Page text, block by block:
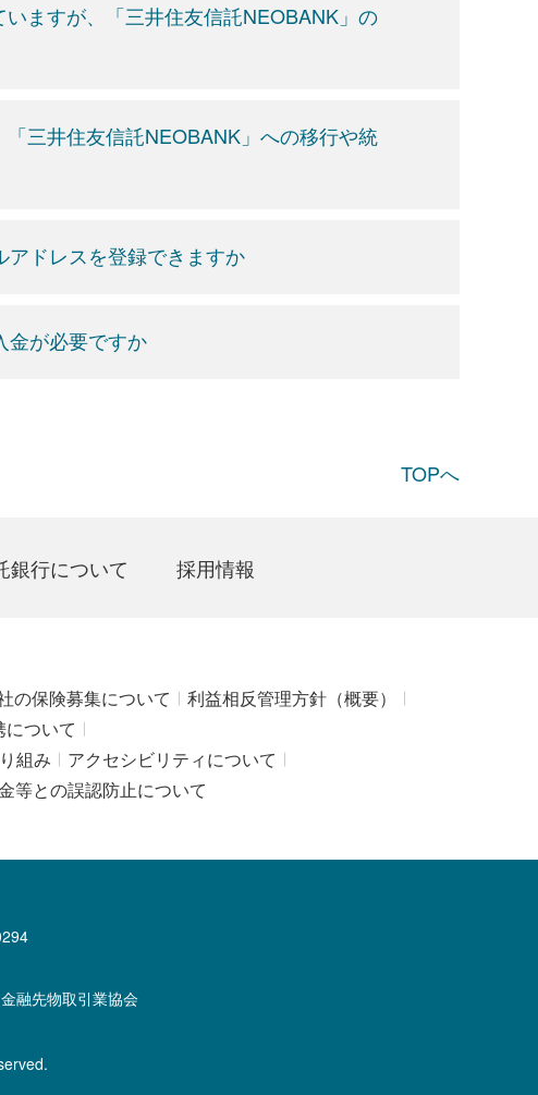
ますが、「三井住友信託NEOBANK」の
三井住友信託NEOBANK」への移行や統
アドレスを登録できますか
金が必要ですか
TOPへ
銀行について 採用情報
の保険募集について
利益相反管理方針（概要）
ついて
組み
アクセシビリティについて
等との誤認防止について
融先物取引業協会